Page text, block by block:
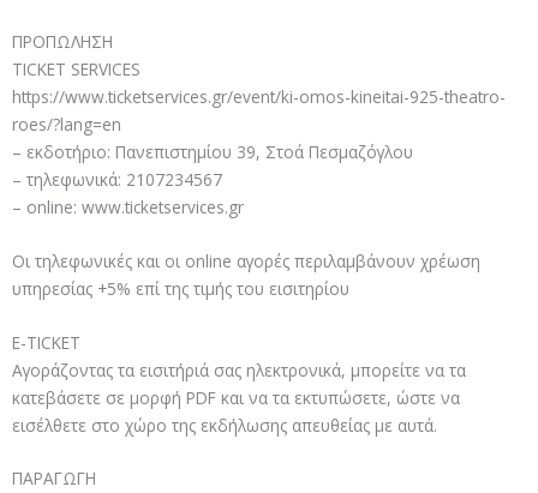
ΠΡΟΠΩΛΗΣΗ
TICKET SERVICES
https://www.ticketservices.gr/event/ki-omos-kineitai-925-theatro-
roes/?lang=en
– εκδοτήριο: Πανεπιστημίου 39, Στοά Πεσμαζόγλου
– τηλεφωνικά: 2107234567
– online: www.ticketservices.gr
Οι τηλεφωνικές και οι online αγορές περιλαμβάνουν χρέωση
υπηρεσίας +5% επί της τιμής του εισιτηρίου
E-TICKET
Αγοράζοντας τα εισιτήριά σας ηλεκτρονικά, μπορείτε να τα
κατεβάσετε σε μορφή PDF και να τα εκτυπώσετε, ώστε να
εισέλθετε στο χώρο της εκδήλωσης απευθείας με αυτά.
ΠΑΡΑΓΩΓΗ